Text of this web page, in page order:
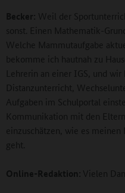
Becker: Weil der
sonst. Einen Mathematik-
Welche Mammutaufgabe
bekomme ich hautnah zu
Lehrerin an einer IGS, und wir
Distanzunterricht,
Aufgaben im Schulportal
Kommunikation mit den
einzuschätzen, wie es
geht.
Online-Redaktion: Vielen